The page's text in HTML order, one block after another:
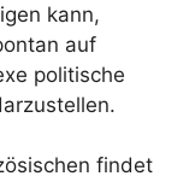
kann,
auf
politische
findet